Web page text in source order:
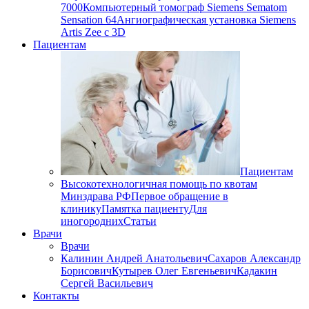
7000Компьютерный томограф Siemens Sematom
Sensation 64Ангиографическая установка Siemens
Artis Zee с 3D
Пациентам
Пациентам
Высокотехнологичная помощь по квотам
Минздрава РФПервое обращение в
клиникуПамятка пациентуДля
иногороднихСтатьи
Врачи
Врачи
Калинин Андрей АнатольевичСахаров Александр
БорисовичКутырев Олег ЕвгеньевичКадакин
Сергей Васильевич
Контакты